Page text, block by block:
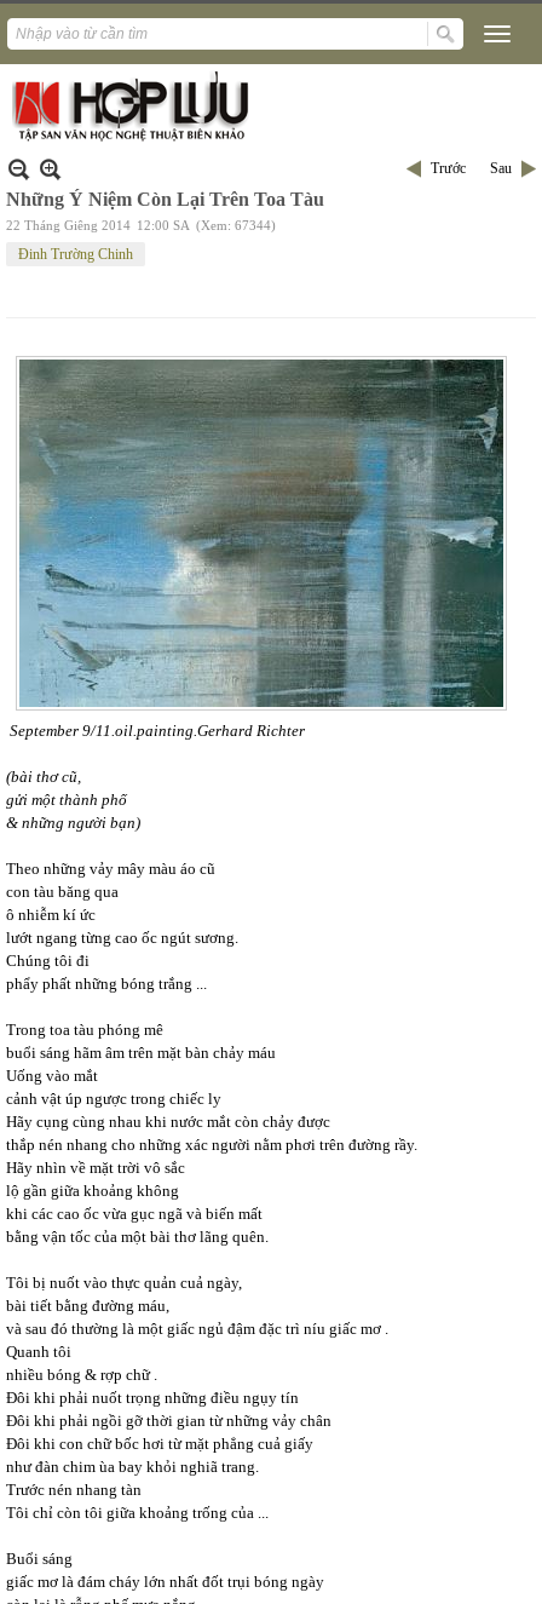
Trước Sau
Những Ý Niệm Còn Lại Trên Toa Tàu
22 Tháng Giêng 2014 12:00 SA (Xem: 67344)
Đinh Trường Chinh
September 9/11.oil.painting.Gerhard Richter
(bài thơ cũ,
gửi một thành phố
& những người bạn)
Theo những vảy mây màu áo cũ
con tàu băng qua
ô nhiễm kí ức
lướt ngang từng cao ốc ngút sương.
Chúng tôi đi
phẩy phất những bóng trắng ...
Trong toa tàu phóng mê
buổi sáng hãm âm trên mặt bàn chảy máu
Uống vào mắt
cảnh vật úp ngược trong chiếc ly
Hãy cụng cùng nhau khi nước mắt còn chảy được
thắp nén nhang cho những xác người nằm phơi trên đường rầy.
Hãy nhìn về mặt trời vô sắc
lộ gần giữa khoảng không
khi các cao ốc vừa gục ngã và biến mất
bằng vận tốc của một bài thơ lãng quên.
Tôi bị nuốt vào thực quản cuả ngày,
bài tiết bằng đường máu,
và sau đó thường là một giấc ngủ đậm đặc trì níu giấc mơ .
Quanh tôi
nhiều bóng & rợp chữ .
Đôi khi phải nuốt trọng những điều ngụy tín
Đôi khi phải ngồi gỡ thời gian từ những vảy chân
Đôi khi con chữ bốc hơi từ mặt phẳng cuả giấy
như đàn chim ùa bay khỏi nghiã trang.
Trước nén nhang tàn
Tôi chỉ còn tôi giữa khoảng trống của ...
Buổi sáng
giấc mơ là đám cháy lớn nhất đốt trụi bóng ngày